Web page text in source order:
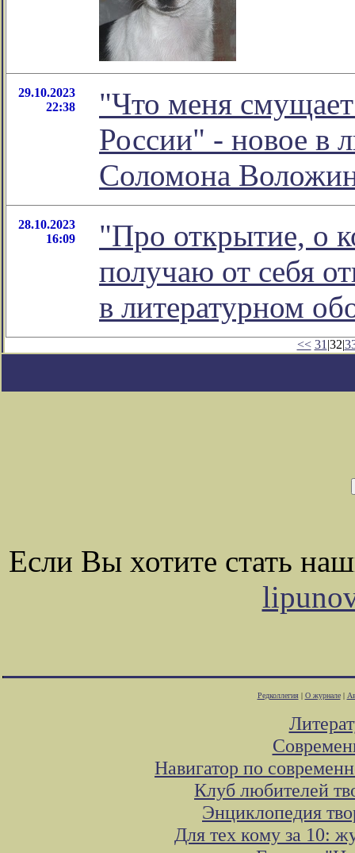
29.10.2023
22:38
"Что меня смущает
России" - новое в
Соломона
28.10.2023
16:09
"Про открытие, о
получаю от себя
в литературном
<< 31 |32|
Если Вы хотите стать
Редколлегия| О журнале|
Навигатор по
Клуб любителей
Энциклопедия
Для тех кому за 10: